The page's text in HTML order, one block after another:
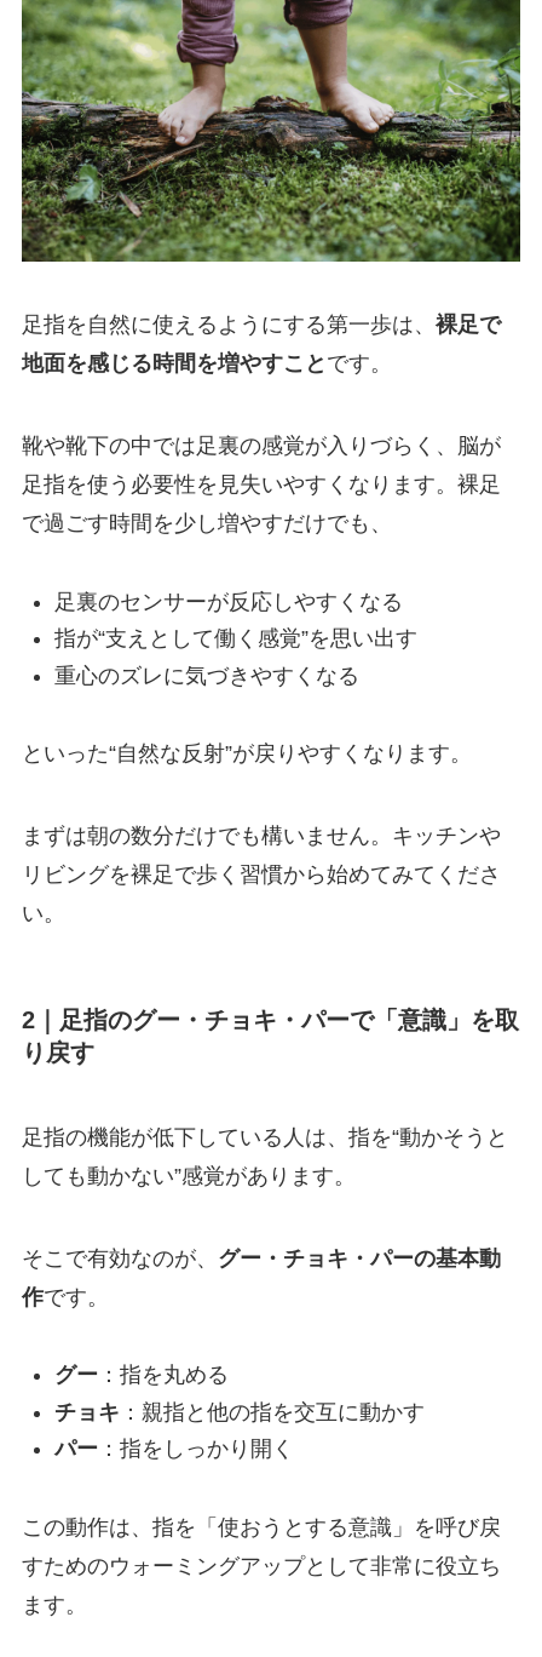
足指を自然に使えるようにする第一歩は、 裸足で
地面を感じる時間を増やすこと です。
靴や靴下の中では足裏の感覚が入りづらく、脳が
足指を使う必要性を見失いやすくなります。裸足
で過ごす時間を少し増やすだけでも、
足裏のセンサーが反応しやすくなる
指が“支えとして働く感覚”を思い出す
重心のズレに気づきやすくなる
といった“自然な反射”が戻りやすくなります。
まずは朝の数分だけでも構いません。キッチンや
リビングを裸足で歩く習慣から始めてみてくださ
い。
2｜足指のグー・チョキ・パーで「意識」を取
り戻す
足指の機能が低下している人は、指を“動かそうと
しても動かない”感覚があります。
そこで有効なのが、 グー・チョキ・パーの基本動
作です。
グー ：指を丸める
チョキ ：親指と他の指を交互に動かす
パー ：指をしっかり開く
この動作は、指を「使おうとする意識」を呼び戻
すためのウォーミングアップとして非常に役立ち
ます。